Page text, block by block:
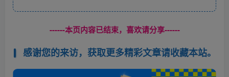
------本页内容已结束，喜欢请分享------
感谢您的来访，获取更多精彩文章请收藏本站。